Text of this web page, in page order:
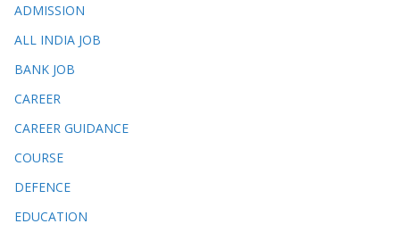
ADMISSION
ALL INDIA JOB
BANK JOB
CAREER
CAREER GUIDANCE
COURSE
DEFENCE
EDUCATION